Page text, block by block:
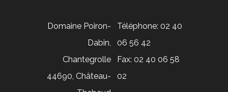
Téléphone: 02 40
06 56 42
Fax: 02 40 06 58
02
Domaine Poiron-
Dabin,
Chantegrolle
44690, Château-